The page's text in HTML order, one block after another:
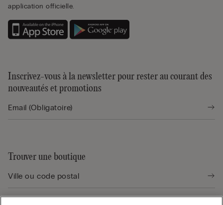
application officielle.
Inscrivez-vous à la newsletter pour rester au courant des
nouveautés et promotions
Trouver une boutique